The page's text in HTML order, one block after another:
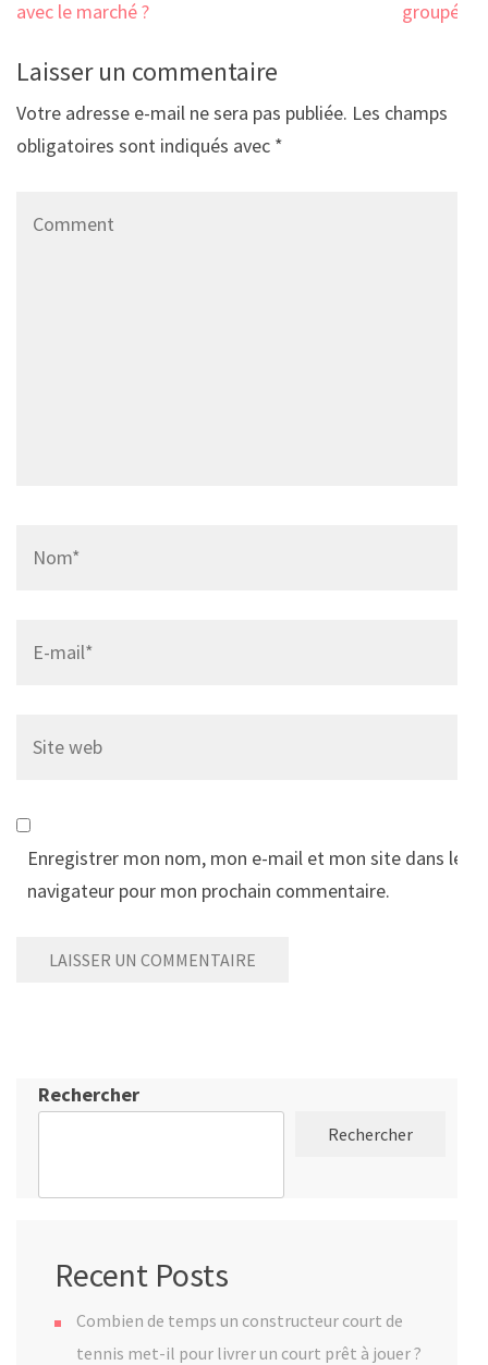
avec le marché ? groupé ?
Laisser un commentaire
Votre adresse e-mail ne sera pas publiée. Les champs
obligatoires sont indiqués avec *
web
Enregistrer mon nom, mon e-mail et mon site dans le
navigateur pour mon prochain commentaire.
Rechercher
Rechercher
Recent Posts
Combien de temps un constructeur court de
tennis met-il pour livrer un court prêt à jouer ?